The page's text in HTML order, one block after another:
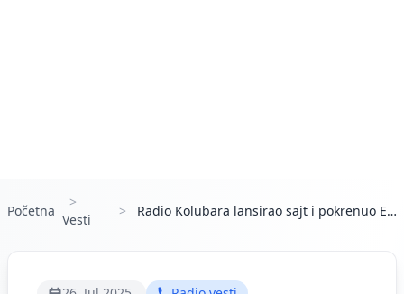
Početna
Vesti
Radio Kolubara lansirao sajt i pokrenuo EuroHits stream